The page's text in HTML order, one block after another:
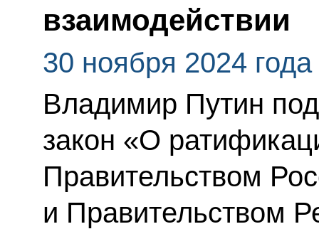
взаимодействии
30 ноября 2024 года
Владимир Путин
закон «О
Правительством
и Правительством